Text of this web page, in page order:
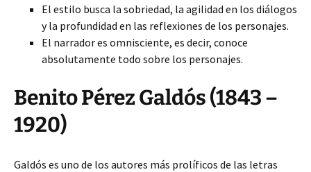
El estilo busca la sobriedad, la agilidad en los diálogos
y la profundidad en las reflexiones de los personajes.
El narrador es omnisciente, es decir, conoce
absolutamente todo sobre los personajes.
Benito Pérez Galdós (1843 –
1920)
Galdós es uno de los autores más prolíficos de las letras